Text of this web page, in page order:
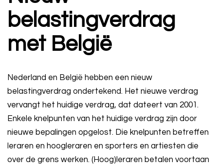
belastingverdrag
met België
Nederland en België hebben een nieuw
belastingverdrag ondertekend. Het nieuwe verdrag
vervangt het huidige verdrag, dat dateert van 2001.
Enkele knelpunten van het huidige verdrag zijn door
nieuwe bepalingen opgelost. Die knelpunten betreffen
leraren en hoogleraren en sporters en artiesten die
over de grens werken. (Hoog)leraren betalen voortaan